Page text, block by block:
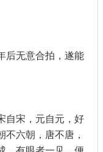
后无意合拍，遂能
自宋，元自元，好
六朝，唐不唐，